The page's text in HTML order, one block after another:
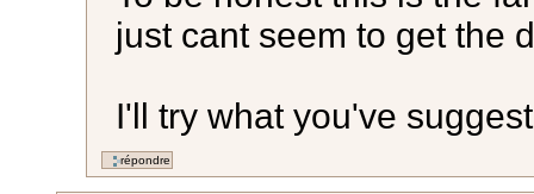
just cant seem to get the
I'll try what you've